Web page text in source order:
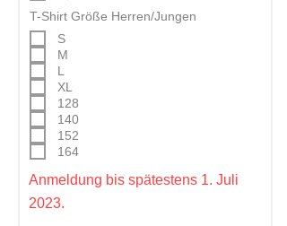
T-Shirt Größe Herren/Jungen
S
M
L
XL
128
140
152
164
Anmeldung bis spätestens 1. Juli
2023.